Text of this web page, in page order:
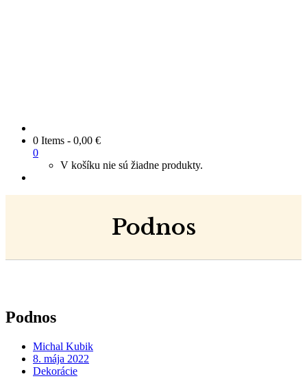
0 Items - 0,00 €
0
V košíku nie sú žiadne produkty.
Podnos
Podnos
Michal Kubik
8. mája 2022
Dekorácie